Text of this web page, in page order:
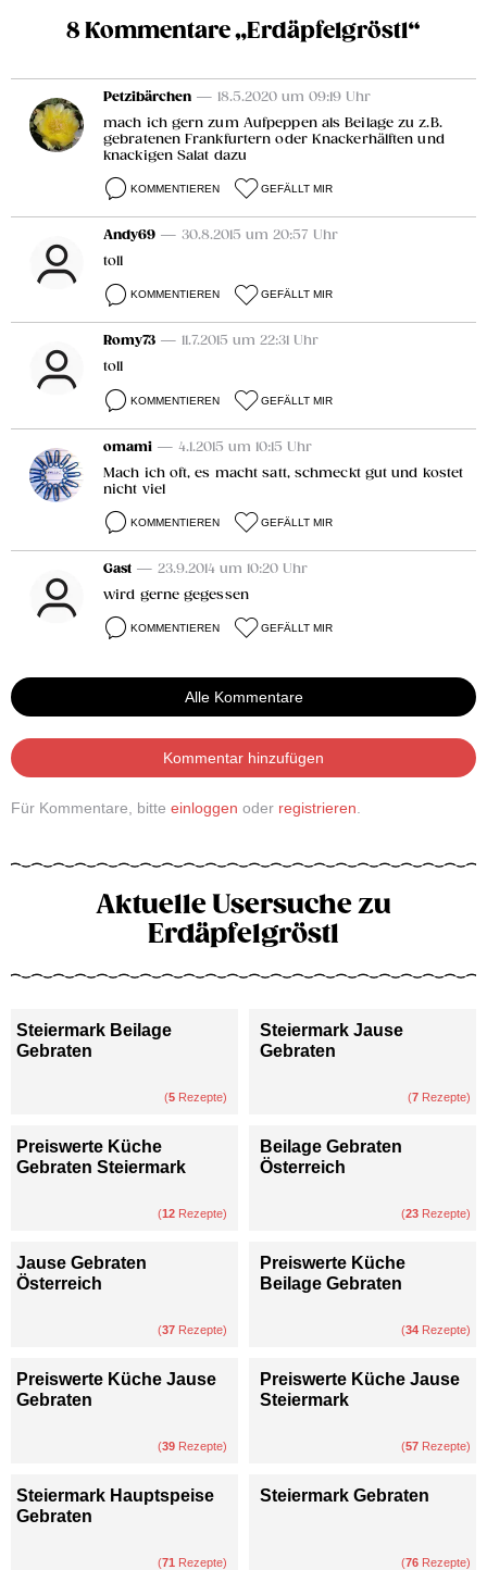
8 Kommentare „Erdäpfelgröstl“
Petzibärchen — 18.5.2020 um 09:19 Uhr
mach ich gern zum Aufpeppen als Beilage zu z.B.
gebratenen Frankfurtern oder Knackerhälften und
knackigen Salat dazu
KOMMENTIEREN GEFÄLLT MIR
Andy69 — 30.8.2015 um 20:57 Uhr
toll
KOMMENTIEREN GEFÄLLT MIR
Romy73 — 11.7.2015 um 22:31 Uhr
toll
KOMMENTIEREN GEFÄLLT MIR
omami — 4.1.2015 um 10:15 Uhr
Mach ich oft, es macht satt, schmeckt gut und kostet
nicht viel
KOMMENTIEREN GEFÄLLT MIR
Gast — 23.9.2014 um 10:20 Uhr
wird gerne gegessen
KOMMENTIEREN GEFÄLLT MIR
Alle Kommentare
Kommentar hinzufügen
Für Kommentare, bitte einloggen oder registrieren
Aktuelle Usersuche zu
Erdäpfelgröstl
Steiermark Beilage
Gebraten
(5 Rezepte)
Steiermark Jause
Gebraten
(7 Rezepte)
Preiswerte Küche
Gebraten Steiermark
(12 Rezepte)
Beilage Gebraten
Österreich
(23 Rezepte)
Jause Gebraten
Österreich
(37 Rezepte)
Preiswerte Küche
Beilage Gebraten
(34 Rezepte)
Preiswerte Küche Jause
Gebraten
(39 Rezepte)
Preiswerte Küche Jause
Steiermark
(57 Rezepte)
Steiermark Hauptspeise
Gebraten
(71 Rezepte)
Steiermark Gebraten
(76 Rezepte)